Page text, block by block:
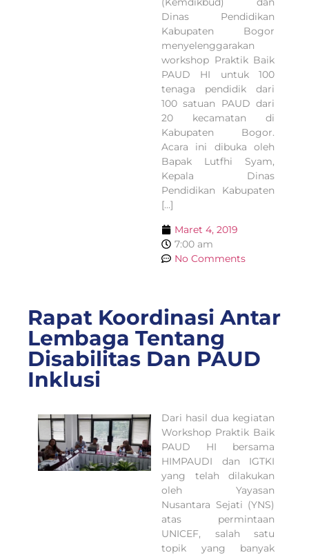
Dinas Pendidikan
Kabupaten Bogor
menyelenggarakan
workshop Praktik Baik
PAUD HI untuk 100
tenaga pendidik dari
100 satuan PAUD dari
20 kecamatan di
Kabupaten Bogor.
Acara ini dibuka oleh
Bapak Lutfhi Syam,
Kepala Dinas
Pendidikan Kabupaten
[…]
Maret 4, 2019
7:00 am
No Comments
Rapat Koordinasi Antar
Lembaga Tentang
Disabilitas Dan PAUD
Inklusi
Dari hasil dua kegiatan
Workshop Praktik Baik
PAUD HI bersama
HIMPAUDI dan IGTKI
yang telah dilakukan
oleh Yayasan
Nusantara Sejati (YNS)
atas permintaan
UNICEF, salah satu
topik yang banyak